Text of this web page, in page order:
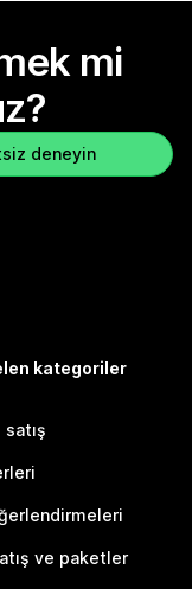
mi
deneyin
kategoriler
ve paketler